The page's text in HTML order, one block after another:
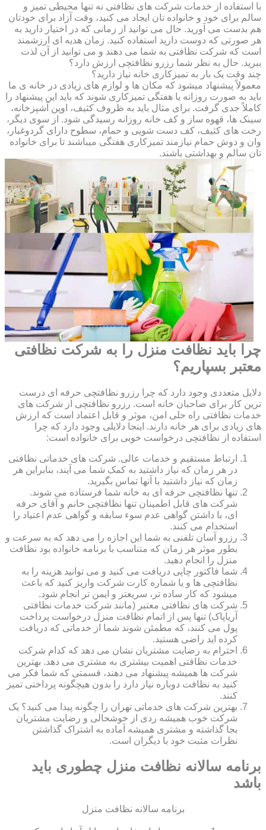
با استفاده از خدمات شرکت های نظافتی نه تنها محیطی تمیز و
سالم برای خود و خانواده تان ایجاد می کنید، وقت آزاد برای خودتان
هم بدست می آورید. حال می توانید از زمانی که در اختیار دارید به
هر صورتی که دوست دارید استفاده کنید. زمان هدیه ای ارزشمند
است که شرکت نظافتی به شما می دهند و می توانید از آن لذت
ببرید. حال به نظر شما رزرو نظافتچی ارزش دارد؟
چند وقت یک بار به تمیزکاری خانه نیاز دارید؟
معمولاً پیشنهاد میشود که مکان ها و لوازم های زیادی در خانه ی ما
باید به صورت روزانه یا هفتگی تمیزکاری شوند که باید این پیشنهاد را
کاملاً جدی گرفت. برای مثال باید به ظروف کثیف، اوپن آشپزخانه،
سینک ها، قهوه ساز و کف خانه روزانه رسیدگی شود. از سوی دیگر،
رخت های کثیف، کف دست شویی و حمام، سطوح دارای گردوغبار،
وان و دوش حمام نیازمند تمیزکاری هفتگی میباشند تا برای خانواده
تان سالم و بهداشتی باشند.
چرا باید نظافت منزل را به شرکت نظافتی
معتبر بسپاریم؟
دلایل متعددی وجود دارد که چرا رزرو نظافتچی حرفه ای درست
ترین کار برای صاحبان خانه است. رزرو نظافتچی از شرکت های
خدمات نظافتی راه حلی امن، موثر و قابل اعتماد است که ارزش
های زیادی برای هر خانه دارند. اینجا دلایلی وجود دارد که چرا
استفاده از نظافتچی درخواست خوبی برای خانواده است:
ارتباط مستقیم و خدمات عالی. شرکت های خدماتی نظافتی
در هر زمان که نیاز داشتید به کمک شما می آیند، بنابراین هر
زمان که نیاز داشتید با آنها تماس بگیرید.
تنها نظافتچی حرفه ای به خانه شما فرستاده می شوند.
شرکت های قابل اطمینان تنها نظافتچی خانم و آقای حرفه
ای، با داشتن گواهی عدم سوء سابقه و گواهی عدم اعتیاد را
استخدام می کنند.
رزرو آسان تلفنی به شما این اجازه را می دهد که به سرعت و
بطور موثر هر زمان که متناسب با برنامه خانواده بود نظافت
منزل را انجام دهید.
شما فاکتور چاپی دریافت می کنید و می توانید هزینه را به
نظافتچی ها و یا شماره کارت شرکت واریز کنید که باعث
میشود که کار ساده تر، سریعتر و ایمن تر انجام شود.
شرکت های نظافتی معتبر (مانند شرکت خدمات نظافتی
آریاپاک) تنها پس از اتمام نظافت منزل درخواست پرداخت
پول می کنند، که مطمئن شوند شما از خدماتی که دریافت
کرده اید راضی هستید.
احترام به رضایت مشتریان نشان می دهد که کدام شرکت
خدمات نظافتی اهمیت بیشتری به مشتری می دهد. بهترین
شرکت ها همیشه پیشنهاد می دهند، قسمتی که شما فکر می
کنید به نظافت دوباره نیاز دارد را بدون هیچگونه پرداختی تمیز
کنند.
بهترین شرکت های خدماتی تهران را چگونه پیدا می کنید؟ یک
شرکت خوب همیشه ردی از خوشحالی و رضایت مشتریان
بجا گذاشته و مشتری همیشه آماده به اشتراک گذاشتن
نظرات مثبت خود با دیگران است.
برنامه سالانه نظافت منزل چطوری باید
باشد
برنامه سالانه نظافت منزل